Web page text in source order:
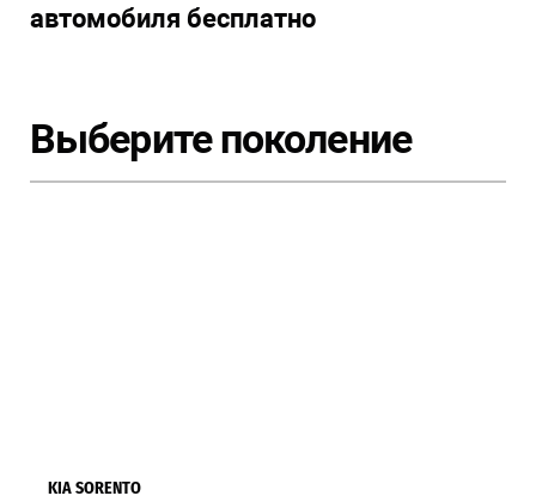
автомобиля бесплатно
Выберите поколение
KIA SORENTO